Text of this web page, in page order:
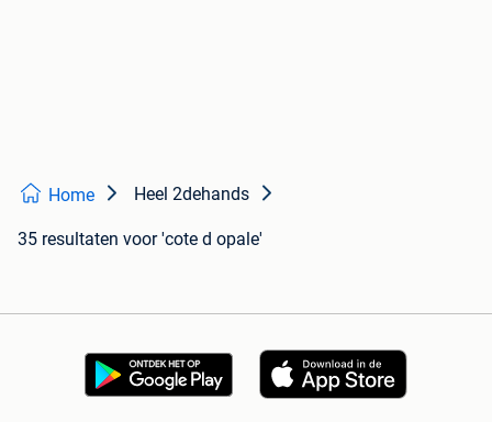
Home Heel 2dehands
35 resultaten voor 'cote d opale'